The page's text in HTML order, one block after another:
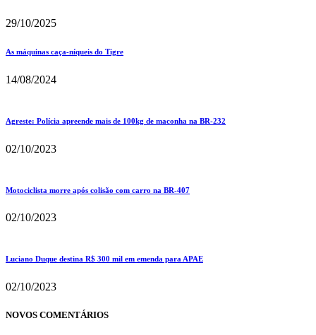
29/10/2025
As máquinas caça-níqueis do Tigre
14/08/2024
Agreste: Polícia apreende mais de 100kg de maconha na BR-232
02/10/2023
Motociclista morre após colisão com carro na BR-407
02/10/2023
Luciano Duque destina R$ 300 mil em emenda para APAE
02/10/2023
NOVOS COMENTÁRIOS